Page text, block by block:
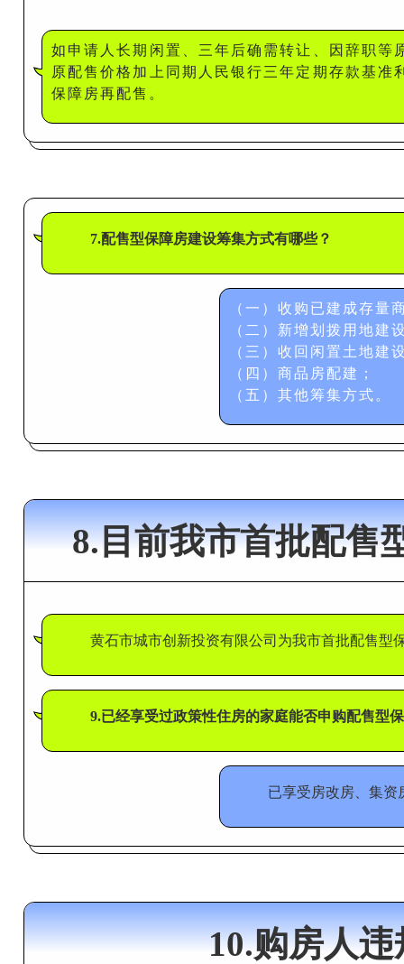
如申请人长期闲置、三年后确需转让、因辞职
原配售价格加上同期人民银行三年定期存款基
保障房再配售。
7.配售型保障房建设筹集方式有哪些？
（一）收购已建成存量
（二）新增划拨用地建
（三）收回闲置土地建
（四）商品房配建；
（五）其他筹集方式。
8.目前我市首批配售
黄石市城市创新投资有限公司为我市首批配售型
9.已经享受过政策性住房的家庭能否申购配售型
已享受房改房、集资
10.购房人